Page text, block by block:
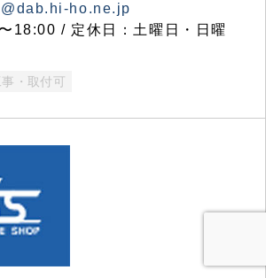
ho.ne.jp
18:00 / 定休日：土曜日・日曜
事・取付可